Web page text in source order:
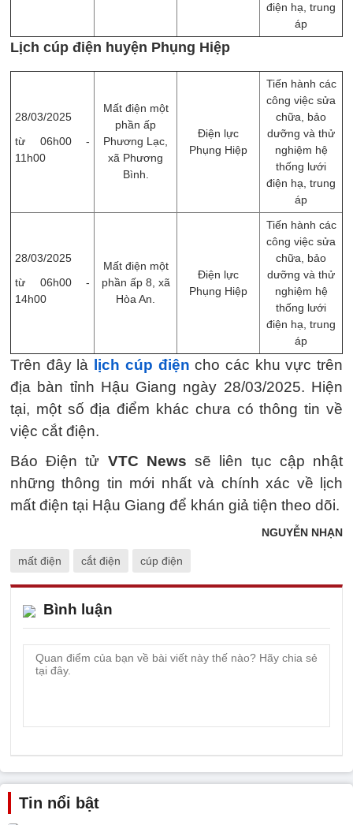
điện hạ, trung
áp
Lịch cúp điện huyện Phụng Hiệp
28/03/2025
từ 06h00 -
11h00
Mất điện một
phần ấp
Phương Lạc,
xã Phương
Bình.
Điện lực
Phụng Hiệp
Tiến hành các
công việc sửa
chữa, bảo
dưỡng và thử
nghiệm hệ
thống lưới
điện hạ, trung
áp
28/03/2025
từ 06h00 -
14h00
Mất điện một
phần ấp 8, xã
Hòa An.
Điện lực
Phụng Hiệp
Tiến hành các
công việc sửa
chữa, bảo
dưỡng và thử
nghiệm hệ
thống lưới
điện hạ, trung
áp
Trên đây là lịch cúp điện cho các khu vực trên
địa bàn tỉnh Hậu Giang ngày 28/03/2025. Hiện
tại, một số địa điểm khác chưa có thông tin về
việc cắt điện.
Báo Điện tử VTC News sẽ liên tục cập nhật
những thông tin mới nhất và chính xác về lịch
mất điện tại Hậu Giang để khán giả tiện theo dõi.
NGUYỄN NHẠN
mất điện cắt điện cúp điện
Bình luận
Tin nổi bật